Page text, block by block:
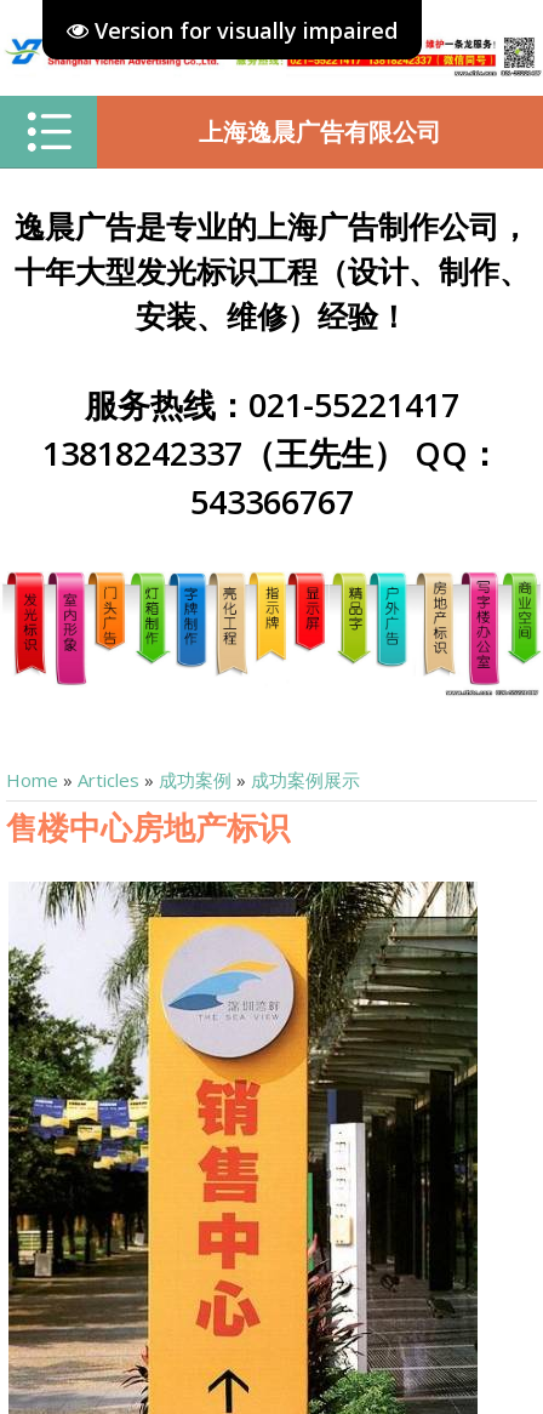
Version for visually impaired
上海逸晨广告有限公司
逸晨广告是专业的上海广告制作公司，
十年大型发光标识工程（设计、制作、
安装、维修）经验！
服务热线：021-55221417
13818242337（王先生） QQ：
543366767
Home » Articles » 成功案例 » 成功案例展示
售楼中心房地产标识